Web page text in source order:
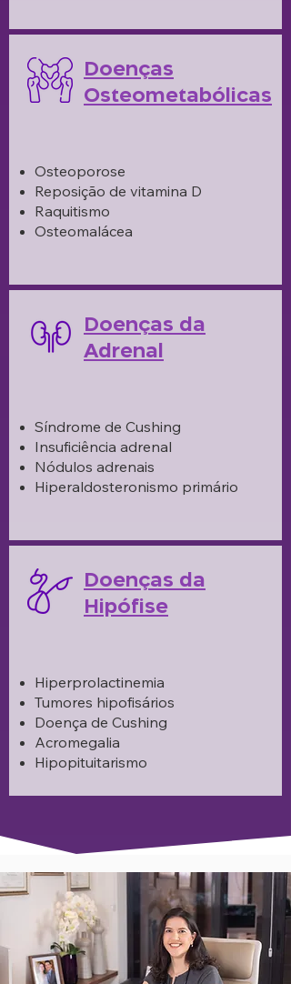
Doenças
Osteometabólicas
Osteoporose
Reposição de vitamina D
Raquitismo
Osteomalácea
Doenças da
Adrenal
Síndrome de Cushing
Insuficiência adrenal
Nódulos adrenais
Hiperaldosteronismo primário
Doenças da
Hipófise
Hiperprolactinemia
Tumores hipofisários
Doença de Cushing
Acromegalia
Hipopituitarismo